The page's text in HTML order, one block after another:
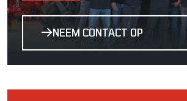
NEEM CONTACT OP